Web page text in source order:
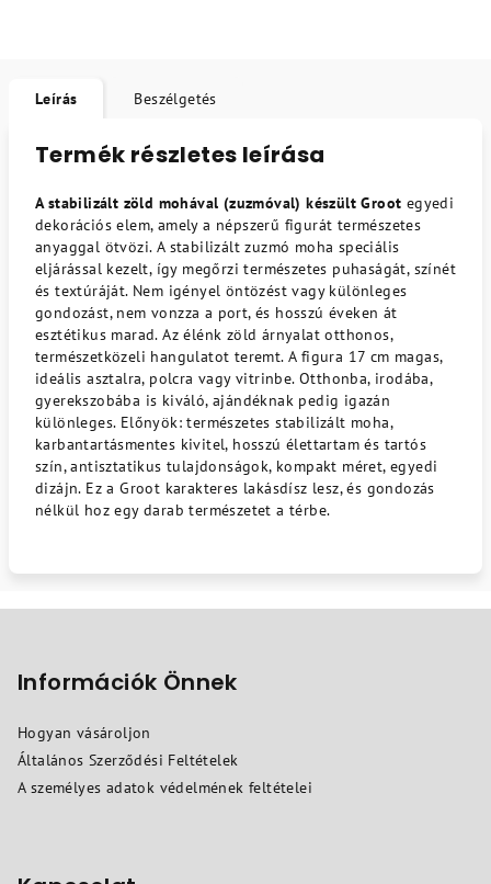
Leírás Beszélgetés
Termék részletes leírása
A stabilizált zöld mohával (zuzmóval) készült Groot egyedi
dekorációs elem, amely a népszerű figurát természetes
anyaggal ötvözi. A stabilizált zuzmó moha speciális
eljárással kezelt, így megőrzi természetes puhaságát, színét
és textúráját. Nem igényel öntözést vagy különleges
gondozást, nem vonzza a port, és hosszú éveken át
esztétikus marad. Az élénk zöld árnyalat otthonos,
természetközeli hangulatot teremt. A figura 17 cm magas,
ideális asztalra, polcra vagy vitrinbe. Otthonba, irodába,
gyerekszobába is kiváló, ajándéknak pedig igazán
különleges. Előnyök: természetes stabilizált moha,
karbantartásmentes kivitel, hosszú élettartam és tartós
szín, antisztatikus tulajdonságok, kompakt méret, egyedi
dizájn. Ez a Groot karakteres lakásdísz lesz, és gondozás
nélkül hoz egy darab természetet a térbe.
Információk Önnek
Hogyan vásároljon
Általános Szerződési Feltételek
A személyes adatok védelmének feltételei